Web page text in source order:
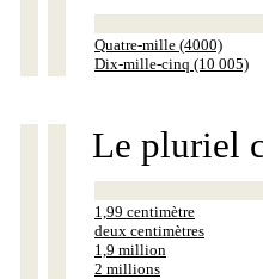
Quatre-mille (4000)
Dix-mille-cinq (10 005)
Le pluriel
1,99 centimètre
deux centimètres
1,9 million
2 millions